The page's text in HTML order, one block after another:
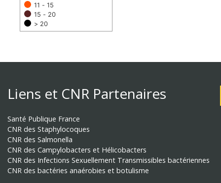
11 - 15
15 - 20
> 20
Liens et CNR Partenaires
Santé Publique France
CNR des Staphylocoques
CNR des Salmonella
CNR des Campylobacters et Hélicobacters
CNR des Infections Sexuellement Transmissibles bactériennes
CNR des bactéries anaérobies et botulisme